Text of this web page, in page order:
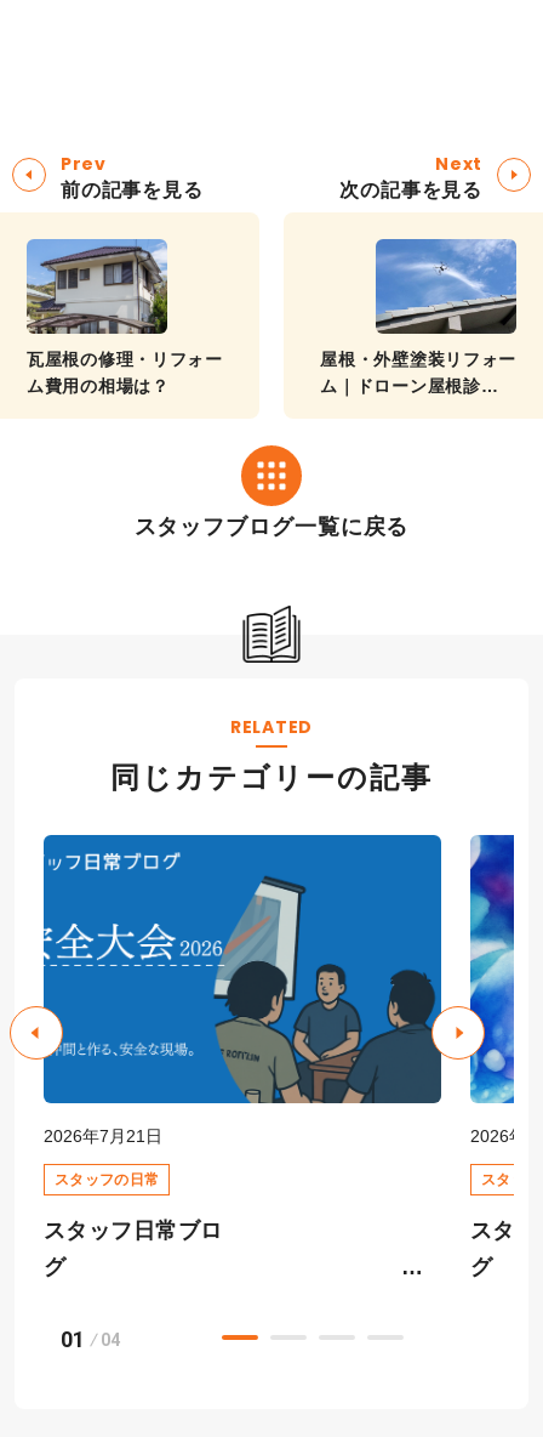
Prev
前の記事を見る
瓦屋根の修理・リフォー
ム費用の相場は？
スタッフブログ一覧に戻る
Next
次の記事を見る
屋根・外壁塗装リフォー
ム｜ドローン屋根診断で
RELATED
同じカテゴリーの記事
2026年7月21日
スタッフの日常
スタッフ日常ブロ
グ
2026年6
スタッ
スタ
01 04